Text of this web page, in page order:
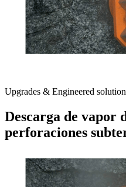
Upgrades & Engineered
Descarga de vapor
perforaciones